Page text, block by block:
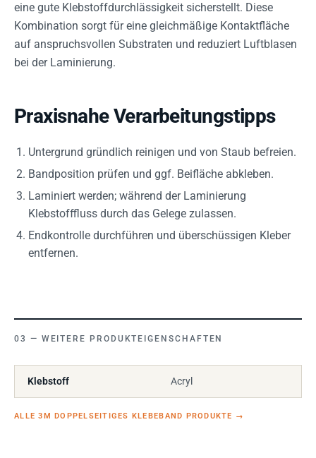
eine gute Klebstoffdurchlässigkeit sicherstellt. Diese
Kombination sorgt für eine gleichmäßige Kontaktfläche
auf anspruchsvollen Substraten und reduziert Luftblasen
bei der Laminierung.
Praxisnahe Verarbeitungstipps
Untergrund gründlich reinigen und von Staub befreien.
Bandposition prüfen und ggf. Beifläche abkleben.
Laminiert werden; während der Laminierung
Klebstofffluss durch das Gelege zulassen.
Endkontrolle durchführen und überschüssigen Kleber
entfernen.
WEITERE PRODUKTEIGENSCHAFTEN
Klebstoff Acryl
ALLE 3M DOPPELSEITIGES KLEBEBAND PRODUKTE →